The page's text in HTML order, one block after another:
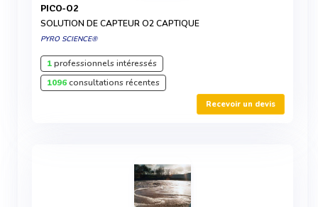
PICO-O2
SOLUTION DE CAPTEUR O2 CAPTIQUE
PYRO SCIENCE®
1professionnels intéressés
1096consultations récentes
Recevoir un devis